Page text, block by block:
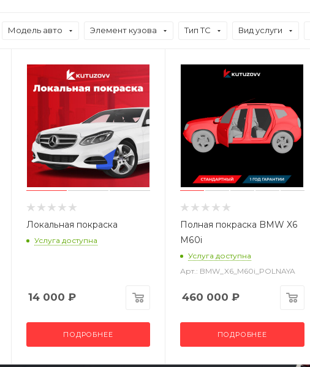
Модель авто Элемент кузова Тип ТС Вид услуги
Локальная покраска
Услуга доступна
14 000 ₽
ПОДРОБНЕЕ
Полная покраска BMW X6
M60i
Услуга доступна
Арт.: BMW_X6_M60i_POLNAYA
460 000 ₽
ПОДРОБНЕЕ